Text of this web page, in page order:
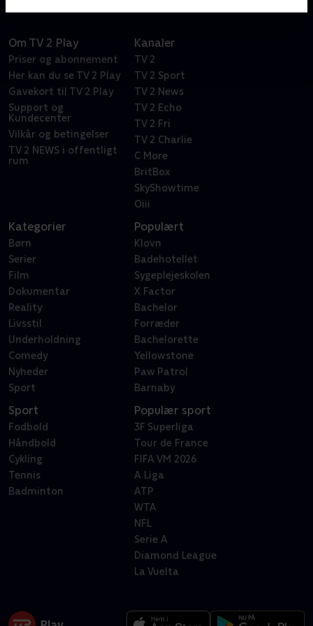
Om TV 2 Play
Priser og abonnement
Her kan du se TV 2 Play
Gavekort til TV 2 Play
Support og
Kundecenter
Vilkår og betingelser
TV 2 NEWS i offentligt
rum
Kanaler
TV 2
TV 2 Sport
TV 2 News
TV 2 Echo
TV 2 Fri
TV 2 Charlie
C More
BritBox
SkyShowtime
Oiii
Kategorier
Børn
Serier
Film
Dokumentar
Reality
Livsstil
Underholdning
Comedy
Nyheder
Sport
Populært
Klovn
Badehotellet
Sygeplejeskolen
X Factor
Bachelor
Forræder
Bachelorette
Yellowstone
Paw Patrol
Barnaby
Sport
Fodbold
Håndbold
Cykling
Tennis
Badminton
Populær sport
3F Superliga
Tour de France
FIFA VM 2026
A Liga
ATP
WTA
NFL
Serie A
Diamond League
La Vuelta